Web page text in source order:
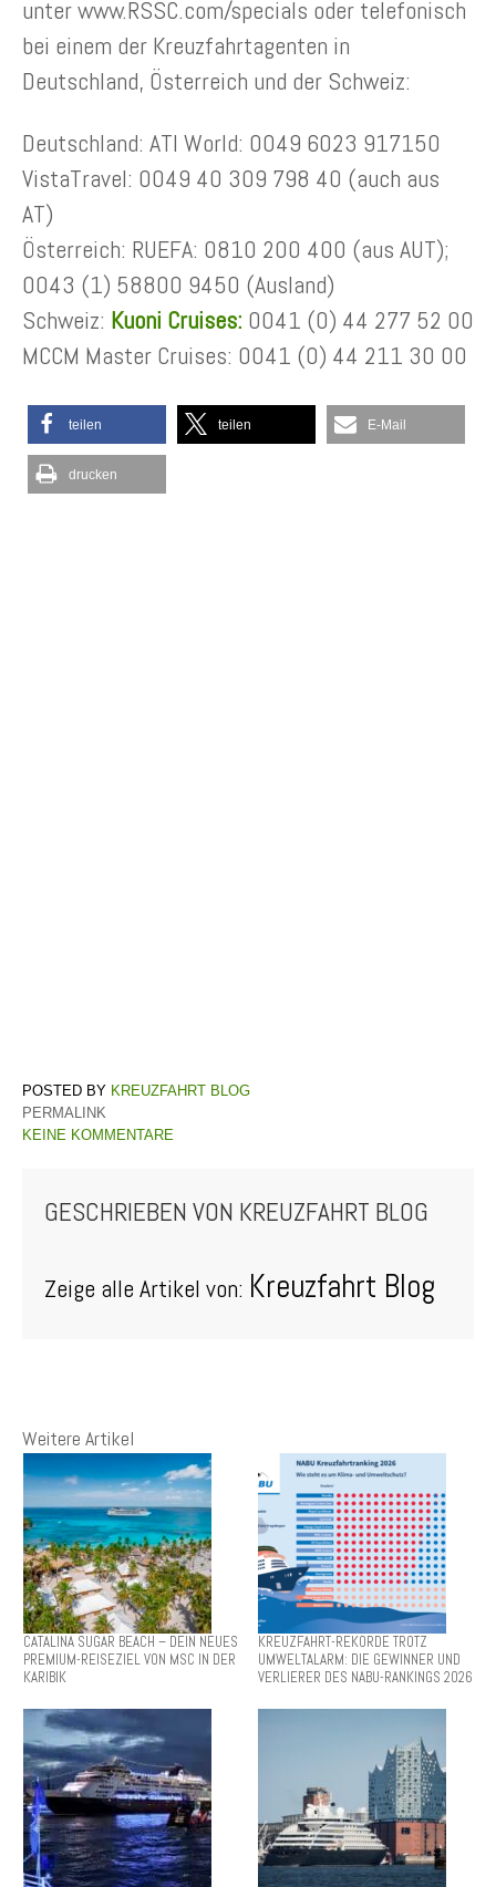
unter www.RSSC.com/specials oder telefonisch
bei einem der Kreuzfahrtagenten in
Deutschland, Österreich und der Schweiz:
Deutschland: ATI World: 0049 6023 917150
VistaTravel: 0049 40 309 798 40 (auch aus
AT)
Österreich: RUEFA: 0810 200 400 (aus AUT);
0043 (1) 58800 9450 (Ausland)
Schweiz: Kuoni Cruises: 0041 (0) 44 277 52 00
MCCM Master Cruises: 0041 (0) 44 211 30 00
teilen teilen E-Mail
drucken
KREUZFAHRT BLOG
PERMALINK
KEINE KOMMENTARE
GESCHRIEBEN VON KREUZFAHRT BLOG
Zeige alle Artikel von: Kreuzfahrt Blog
Weitere Artikel
CATALINA SUGAR BEACH – DEIN NEUES
PREMIUM-REISEZIEL VON MSC IN DER
KARIBIK
KREUZFAHRT-REKORDE TROTZ
UMWELTALARM: DIE GEWINNER UND
VERLIERER DES NABU-RANKINGS 2026